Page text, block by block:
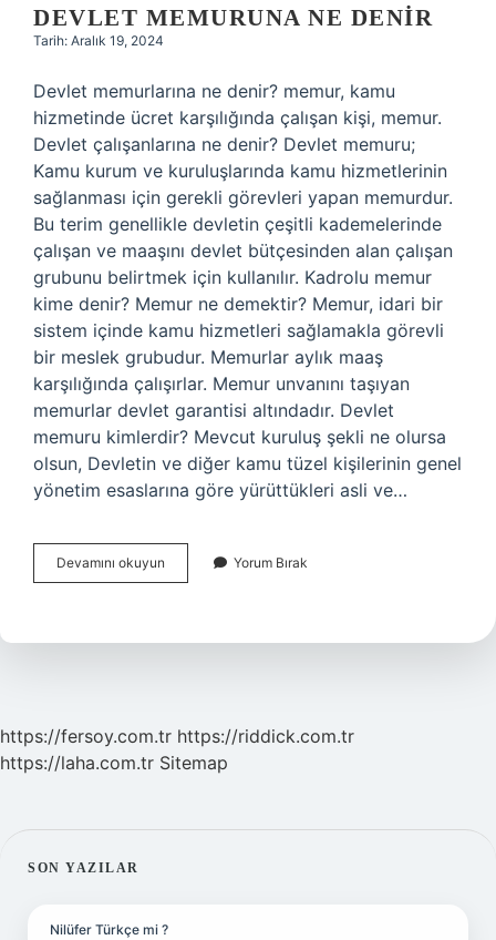
DEVLET MEMURUNA NE DENIR
Tarih: Aralık 19, 2024
Devlet memurlarına ne denir? memur, kamu
hizmetinde ücret karşılığında çalışan kişi, memur.
Devlet çalışanlarına ne denir? Devlet memuru;
Kamu kurum ve kuruluşlarında kamu hizmetlerinin
sağlanması için gerekli görevleri yapan memurdur.
Bu terim genellikle devletin çeşitli kademelerinde
çalışan ve maaşını devlet bütçesinden alan çalışan
grubunu belirtmek için kullanılır. Kadrolu memur
kime denir? Memur ne demektir? Memur, idari bir
sistem içinde kamu hizmetleri sağlamakla görevli
bir meslek grubudur. Memurlar aylık maaş
karşılığında çalışırlar. Memur unvanını taşıyan
memurlar devlet garantisi altındadır. Devlet
memuru kimlerdir? Mevcut kuruluş şekli ne olursa
olsun, Devletin ve diğer kamu tüzel kişilerinin genel
yönetim esaslarına göre yürüttükleri asli ve…
Devamını okuyun
Memuruna
Yorum Bırak
https://fersoy.com.tr https://riddick.com.tr
https://laha.com.tr Sitemap
SIDEBAR
SON YAZILAR
Nilüfer Türkçe mi ?